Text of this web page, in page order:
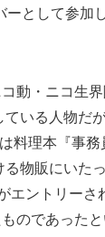
ーとして参加
動・ニコ生
いる人物だ
料理本『事
物販にいた
エントリー
のであったと